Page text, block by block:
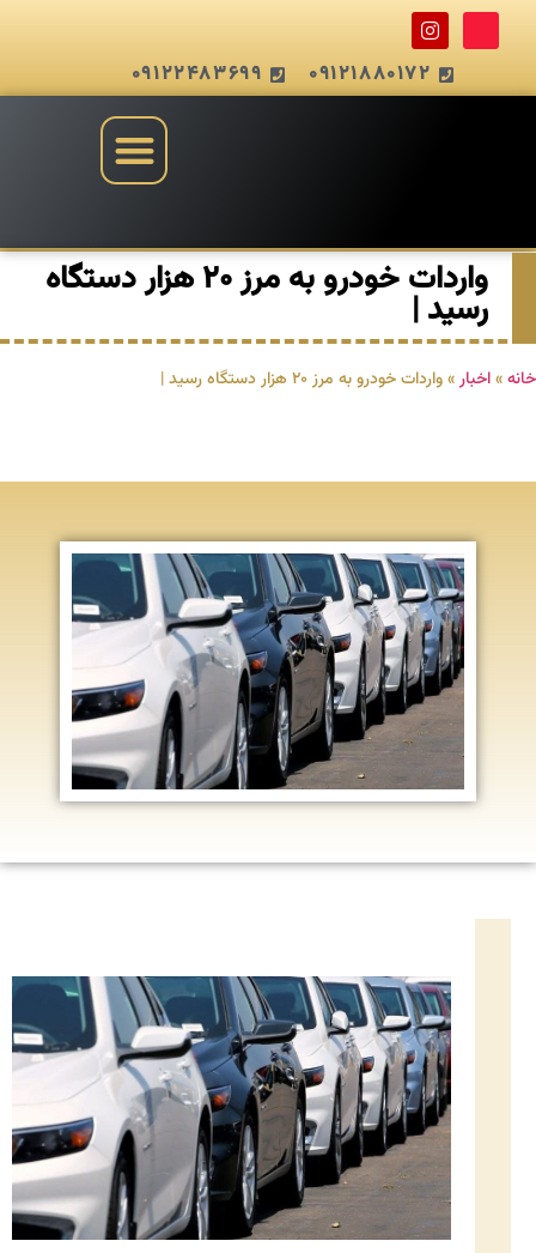
09121880172
09122483699
واردات خودرو به مرز ۲۰ هزار دستگاه
رسید |
خانه»اخبار »واردات خودرو به مرز ۲۰ هزار دستگاه رسید |